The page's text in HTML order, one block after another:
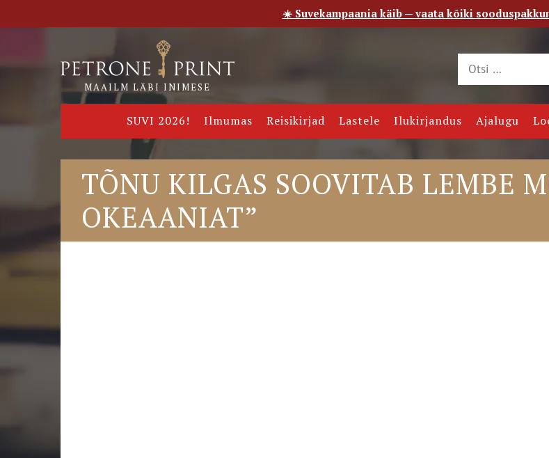
Meie saade Kontakt
MAAILM LÄBI INIMESE
SUVI 2026! Ilmumas Reisikirjad Lastele Ilukirjandus Ajalugu
TÕNU KILGAS SOOVITAB LEMBE
OKEAANIAT”
☀️ Suvekampaania käib — vaata kõiki